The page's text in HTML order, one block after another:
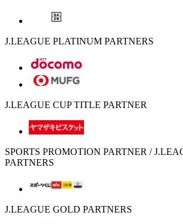
J.LEAGUE PLATINUM PARTNERS
J.LEAGUE CUP TITLE PARTNER
SPORTS PROMOTION PARTNER /
PARTNERS
J.LEAGUE GOLD PARTNERS